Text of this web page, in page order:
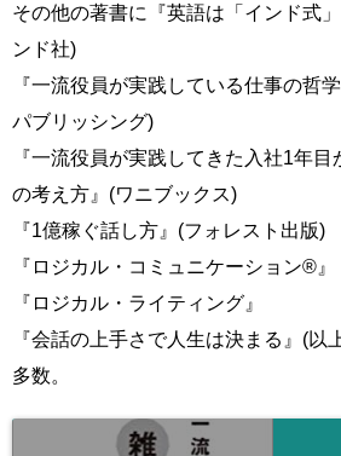
その他の著書に『英語は「インド式
ンド社)
『一流役員が実践している仕事の哲
パブリッシング)
『一流役員が実践してきた入社1年
の考え方』(ワニブックス)
『1億稼ぐ話し方』(フォレスト出版)
『ロジカル・コミュニケーション®』
『ロジカル・ライティング』
『会話の上手さで人生は決まる』(以
多数。